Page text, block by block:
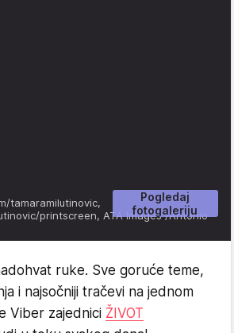
Pogledaj
fotogaleriju
tamaramilutinovic,
printscreen, ATA Images /Antonio
ruke. Sve goruće teme,
i najsočniji tračevi na jednom
Viber zajednici ŽIVOT